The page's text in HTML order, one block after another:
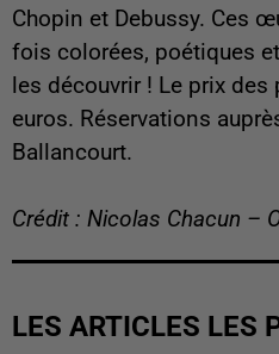
Chopin et Debussy. Ces
fois colorées, poétiques
les découvrir ! Le prix
euros. Réservations
Ballancourt.
Crédit : Nicolas Chacun –
LES ARTICLES LES